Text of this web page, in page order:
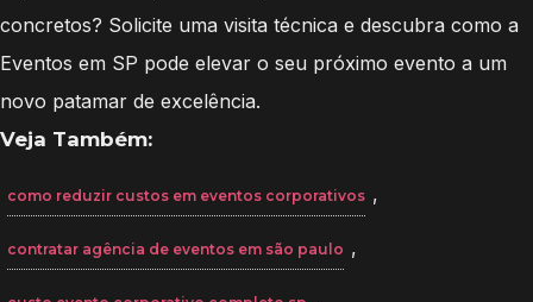
concretos? Solicite uma visita técnica e descubra como a
Eventos em SP pode elevar o seu próximo evento a um
novo patamar de excelência.
Veja Também:
como reduzir custos em eventos corporativos ,
contratar agência de eventos em são paulo ,